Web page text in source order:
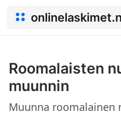
Roomalaisten
muunnin
Muunna roomalainen